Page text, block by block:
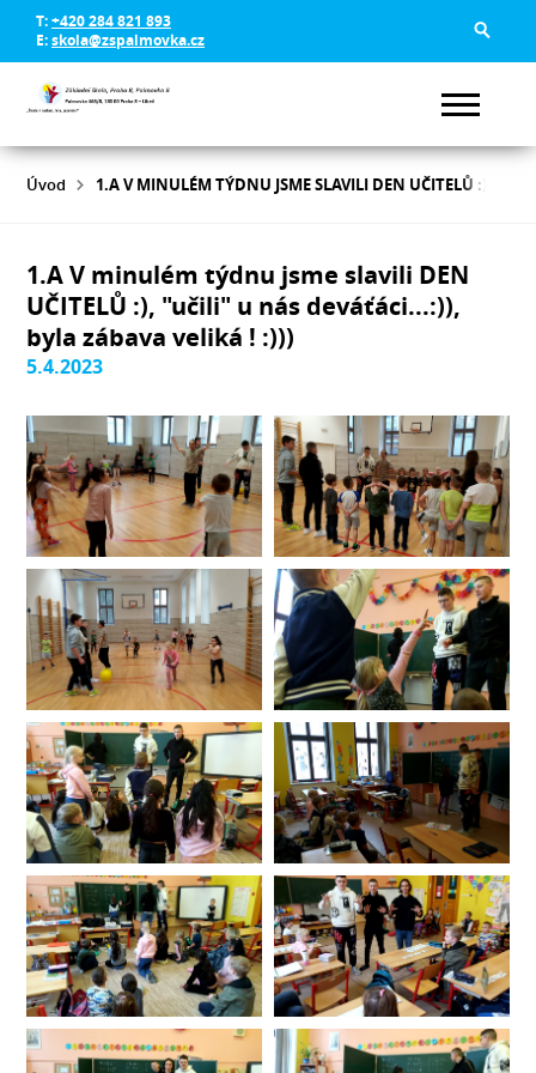
T:+420 284 821 893
E:skola@zspalmovka.cz
Úvod 1.A V MINULÉM TÝDNU JSME SLAVILI DEN UČITELŮ :),
1.A V minulém týdnu jsme slavili DEN
UČITELŮ :), "učili" u nás deváťáci...:)),
byla zábava veliká ! :)))
5.4.2023